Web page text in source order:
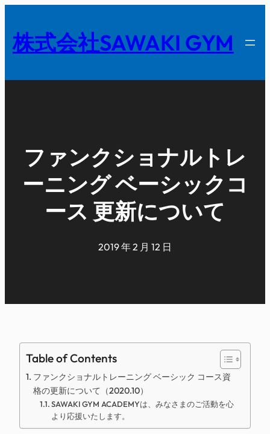
を
キ
株式会社SAWAKI GYM
ファンクショナルトレ
ーニング ベーシックコ
ース 更新について
2019 年 2 月 12 日
Table of Contents
ファンクショナルトレーニング ベーシック コース資
格の更新について（2020.10）
SAWAKI GYM ACADEMYは、みなさまのご活動を心
より応援いたします。